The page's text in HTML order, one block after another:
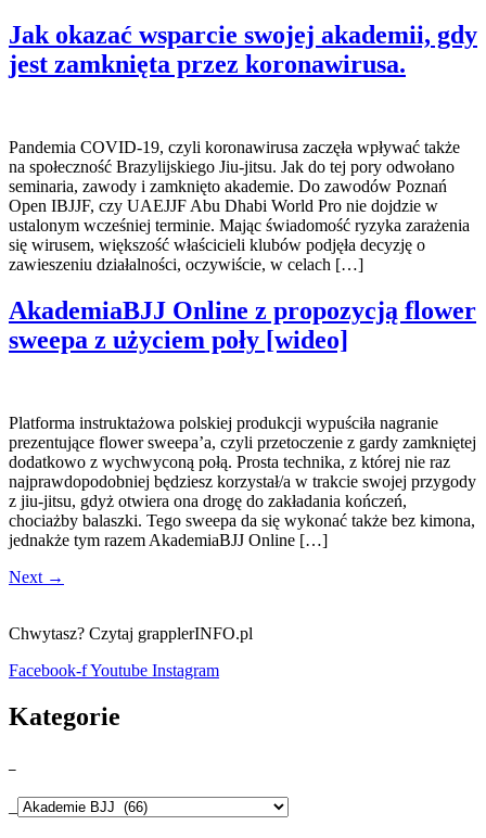
Jak okazać wsparcie swojej akademii, gdy
jest zamknięta przez koronawirusa.
Pandemia COVID-19, czyli koronawirusa zaczęła wpływać także
na społeczność Brazylijskiego Jiu-jitsu. Jak do tej pory odwołano
seminaria, zawody i zamknięto akademie. Do zawodów Poznań
Open IBJJF, czy UAEJJF Abu Dhabi World Pro nie dojdzie w
ustalonym wcześniej terminie. Mając świadomość ryzyka zarażenia
się wirusem, większość właścicieli klubów podjęła decyzję o
zawieszeniu działalności, oczywiście, w celach […]
AkademiaBJJ Online z propozycją flower
sweepa z użyciem poły [wideo]
Platforma instruktażowa polskiej produkcji wypuściła nagranie
prezentujące flower sweepa’a, czyli przetoczenie z gardy zamkniętej
dodatkowo z wychwyconą połą. Prosta technika, z której nie raz
najprawdopodobniej będziesz korzystał/a w trakcie swojej przygody
z jiu-jitsu, gdyż otwiera ona drogę do zakładania kończeń,
chociażby balaszki. Tego sweepa da się wykonać także bez kimona,
jednakże tym razem AkademiaBJJ Online […]
Next →
Chwytasz? Czytaj grapplerINFO.pl
Facebook-fYoutube Instagram
Kategorie